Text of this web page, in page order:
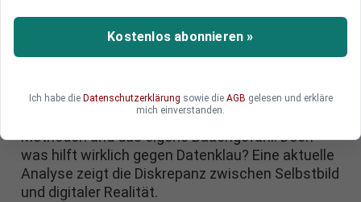
Gefahr ist
Die meisten Internetnutzer wiegen sich in
Sicherheit, während sie Hackern die Tür
Bedrohung durch Cyberkriminalität täglich
wächst, verlassen sich viele auf veraltete
Methoden und das eigene Bauchgefühl. Doch
was hilft wirklich gegen Datenklau? Eine aktuelle
Analyse zeigt die Diskrepanz zwischen Selbstbild
und digitaler Realität.
Kostenlos abonnieren »
Ich habe die Datenschutzerklärung sowie die AGB gelesen und erkläre
mich einverstanden.